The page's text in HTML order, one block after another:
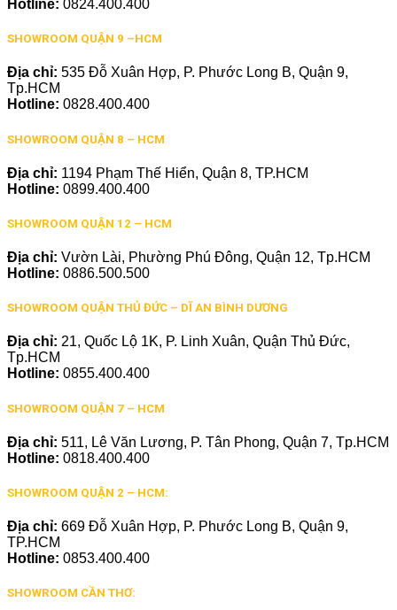
Hotline: 0824.400.400
SHOWROOM QUẬN 9 –HCM
Địa chỉ: 535 Đỗ Xuân Hợp, P. Phước Long B, Quận 9,
Tp.HCM
Hotline: 0828.400.400
SHOWROOM QUẬN 8 – HCM
Địa chỉ: 1194 Phạm Thế Hiển, Quận 8, TP.HCM
Hotline: 0899.400.400
SHOWROOM QUẬN 12 – HCM
Địa chỉ: Vườn Lài, Phường Phú Đông, Quận 12, Tp.HCM
Hotline: 0886.500.500
SHOWROOM QUẬN THỦ ĐỨC – DĨ AN BÌNH DƯƠNG
Địa chỉ: 21, Quốc Lộ 1K, P. Linh Xuân, Quận Thủ Đức,
Tp.HCM
Hotline: 0855.400.400
SHOWROOM QUẬN 7 – HCM
Địa chỉ: 511, Lê Văn Lương, P. Tân Phong, Quận 7, Tp.HCM
Hotline: 0818.400.400
SHOWROOM QUẬN 2 – HCM:
Địa chỉ: 669 Đỗ Xuân Hợp, P. Phước Long B, Quận 9,
TP.HCM
Hotline: 0853.400.400
SHOWROOM CẦN THƠ: